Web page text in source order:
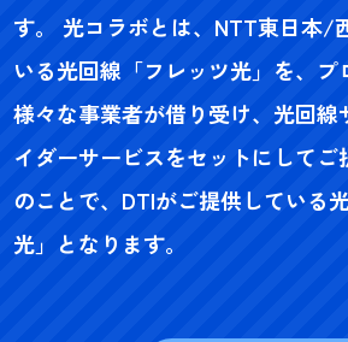
す。 光コラボとは、NTT東日本/
いる光回線「フレッツ光」を、プ
様々な事業者が借り受け、光回線
イダーサービスをセットにしてご
のことで、DTIがご提供している
光」となります。